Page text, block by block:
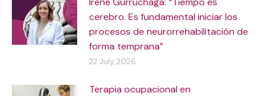
cerebro. Es fundamental iniciar los
procesos de neurorrehabilitación de
forma temprana”
22 July, 2026
Terapia ocupacional en